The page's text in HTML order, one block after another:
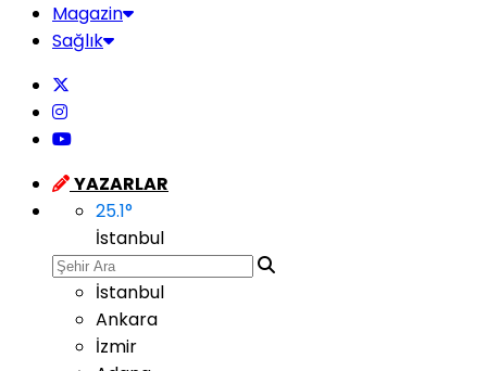
Magazin
Sağlık
YAZARLAR
25.1°
İstanbul
İstanbul
Ankara
İzmir